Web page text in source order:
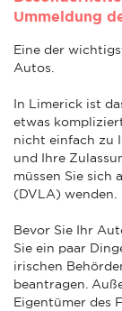
Ummeldung
Eine der
Autos.
In Limerick ist
etwas
nicht einfach zu
und Ihre
müssen Sie sich
(DVLA) wenden.
Bevor Sie Ihr
Sie ein paar
irischen
beantragen.
Eigentümer des